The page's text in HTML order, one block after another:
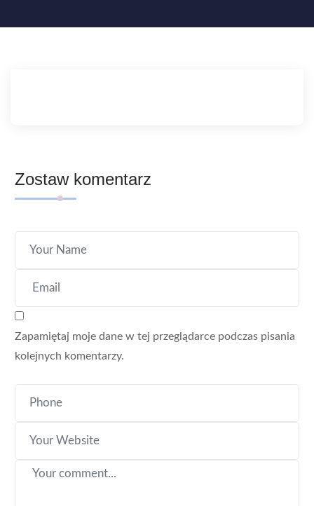
Zostaw komentarz
Zapamiętaj moje dane w tej przeglądarce podczas pisania
kolejnych komentarzy.